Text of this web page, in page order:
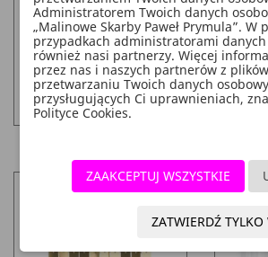
Cm
Cena
podstawowa
17,60 zł Cena
15,99 zł
add_shopping_cart DO KOSZYKA add_shopping_cart
Administratorem Twoich danych
„Malinowe Skarby Paweł Prymula”. W
przypadkach administratorami
również nasi partnerzy. Więcej
przez nas i naszych partnerów z
przetwarzaniu Twoich danych
przysługujących Ci uprawnieniach,
Polityce Cookies.
ZAAKCEPTUJ WSZYSTKIE
ZATWIERDŹ